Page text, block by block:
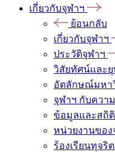
เกี่ยวกับจุฬาฯ
ย้อนกลับ
เกี่ยวกับจุฬาฯ
ประวัติจุฬาฯ
วิสัยทัศน์และ
อัตลักษณ์มหา
จุฬาฯ กับควา
ข้อมูลและสถิติ
หน่วยงานของ
ร้องเรียนทุจริ